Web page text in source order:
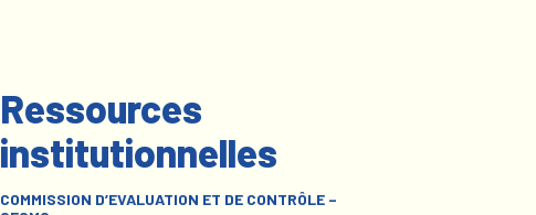
Ressources
institutionnelles
COMMISSION D’EVALUATION ET DE CONTRÔLE –